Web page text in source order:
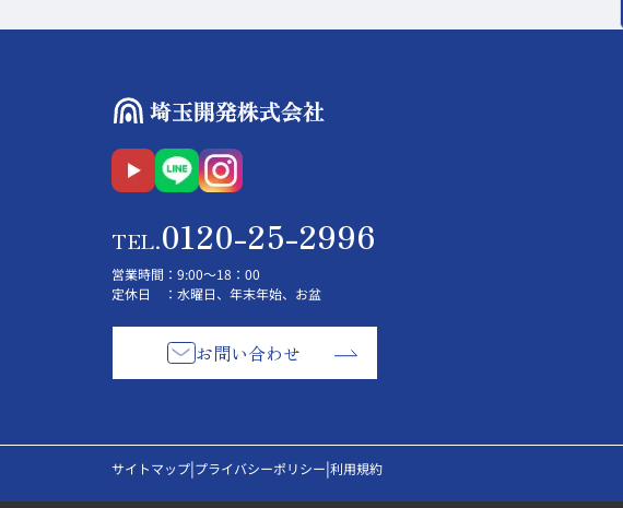
TEL.0120-25-2996
営業時間 ：9:00～18：00
定休日
：水曜日、年末年始、お盆
お問い合わせ
サイトマップ|プライバシーポリシー|利用規約